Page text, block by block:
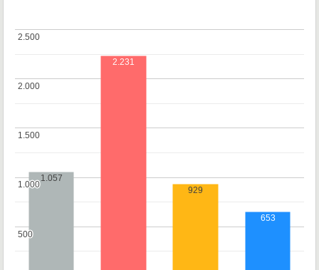
500
500
1.000
1.000
1.500
1.500
2.000
2.000
2.500
2.500
1.057
2.231
929
653